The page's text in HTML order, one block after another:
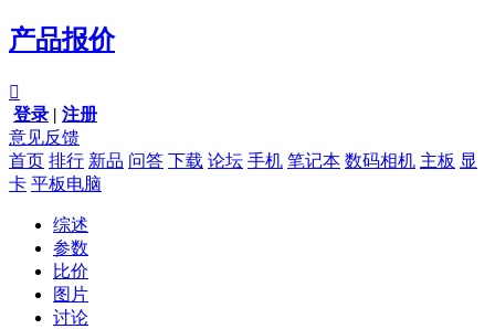
产品报价

登录 | 注册
意见反馈
首页 排行 新品 问答 下载 论坛 手机 笔记本 数码相机 主板 显
卡 平板电脑
综述
参数
比价
图片
讨论